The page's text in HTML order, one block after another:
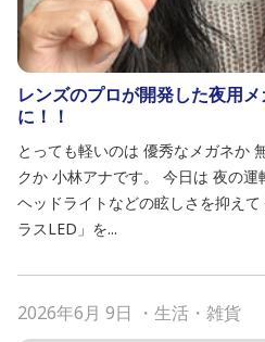
レンズのプロが開発した夜用
に！！
とっても軽いのは 優秀なメガネか
クか 小林アナです。 今日は 夜の
ヘッドライトなどの眩しさを抑え
ラスLED」を...
2026年6月 9日 ・ 生活・雑貨